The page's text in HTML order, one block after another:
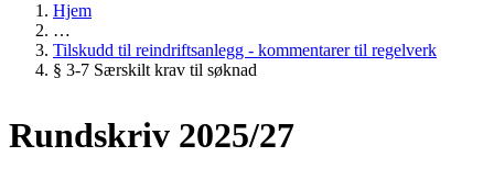
Hjem
…
Tilskudd til reindriftsanlegg - kommentarer til regelverk
§ 3-7 Særskilt krav til søknad
Rundskriv 2025/27